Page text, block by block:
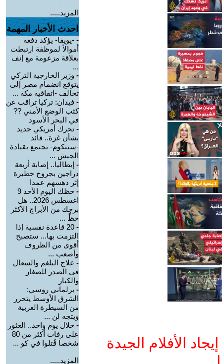
الأفلام الجيدة
المزيد.....
احدث الأخبار المهمة
- -يويفا- يؤكد دفعه
أموالاً لموظفة ارتبطت
بعلاقة مزعومة مع إنف
...
- وزير الخارجية التركي
يتوقع انضمام مصر إلى
تحالف -اتفاقية مكة ...
- فيدان: تركيا تراقب عن
كثب الوضع الأمني ??
في البحر الأسود
- تحرك أمريكي جديد
بشأن غزة.. قائد
-سنتكوم- يجتمع بقيادة
الجيش ...
- إيطاليا.. إصابة أربعة
دراجين بجروح خطيرة
إثر دهسهم عمدا
-
حظك اليوم الأحد 9
اغسطس 2026.. هل
برجك من الأبراج الأكثر
حظً ...
-
20 قاعدة نفسية إذا
التزمت بها... ستصبح
أقوى من الظروف
وأصعب ...
- علاج البلغم والسعال
في الصدر للصغار
والكبار
- برلماني روسي:
الشرق الأوسط يتحرر
من السيطرة الغربية
ويتجه لن ...
- خلال يوم واحد.. العثور
على رفات أكثر من 80
شخصا قُتلوا في كو ...
المزيد.....